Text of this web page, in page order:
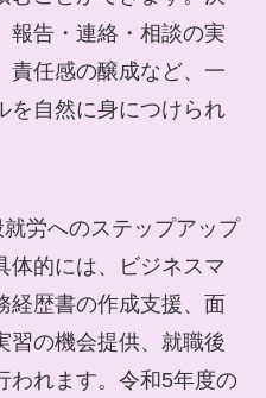
報告・連絡・相談の実
責任感の醸成など、一
を自然に身につけられ
労へのステップアップ
体的には、ビジネスマ
経歴書の作成支援、面
習の機会提供、就職後
われます。令和5年度の